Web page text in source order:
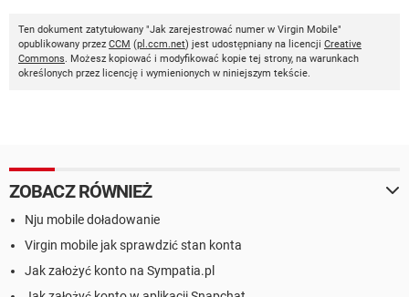
Ten dokument zatytułowany "Jak zarejestrować numer w Virgin Mobile"
opublikowany przez CCM (pl.ccm.net) jest udostępniany na licencji Creative
Commons. Możesz kopiować i modyfikować kopie tej strony, na warunkach
określonych przez licencję i wymienionych w niniejszym tekście.
ZOBACZ RÓWNIEŻ
Nju mobile doładowanie
Virgin mobile jak sprawdzić stan konta
Jak założyć konto na Sympatia.pl